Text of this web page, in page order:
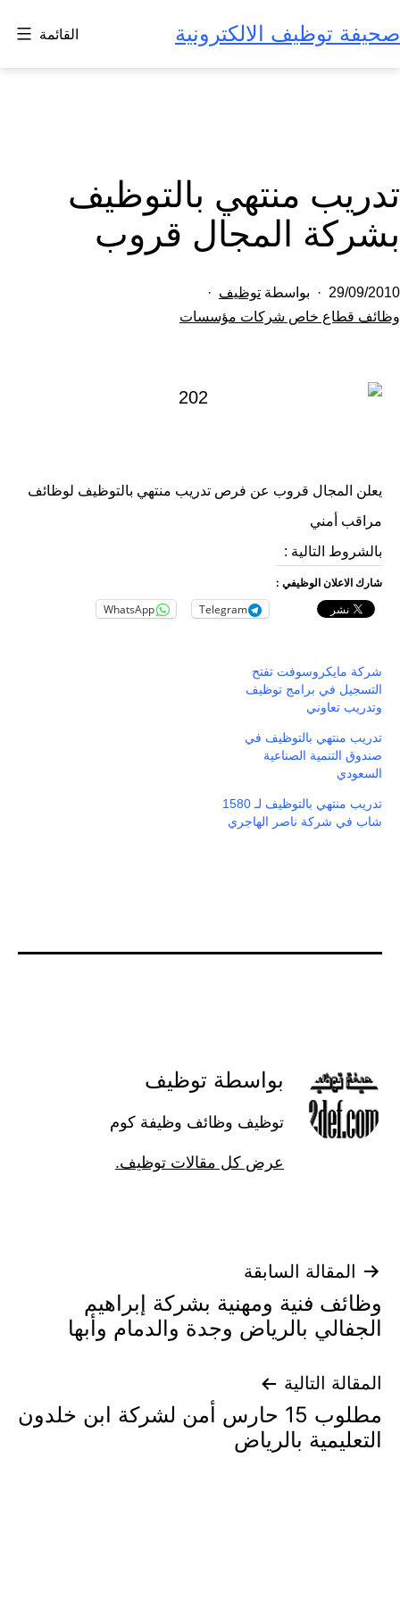
إلى
المحتوى
صحيفة توظيف الالكترونية القائمة
تدريب منتهي بالتوظيف
بشركة المجال قروب
تم
النشر
29/09/2010 بواسطة توظيف
مصنف
وظائف قطاع خاص شركات مؤسسات
يعلن المجال قروب عن فرص تدريب منتهي بالتوظيف لوظائف
مراقب أمني
بالشروط التالية :
شارك الاعلان الوظيفي :
Telegram
WhatsApp
شركة مايكروسوفت تفتح
التسجيل في برامج توظيف
وتدريب تعاوني
تدريب منتهي بالتوظيف في
صندوق التنمية الصناعية
السعودي
تدريب منتهي بالتوظيف لـ 1580
شاب في شركة ناصر الهاجري
بواسطة توظيف
توظيف وظائف وظيفة كوم
عرض كل مقالات توظيف.
تصفّح
المقالات
المقالة السابقة
وظائف فنية ومهنية بشركة إبراهيم
الجفالي بالرياض وجدة والدمام وأبها
المقالة التالية
مطلوب 15 حارس أمن لشركة ابن خلدون
التعليمية بالرياض